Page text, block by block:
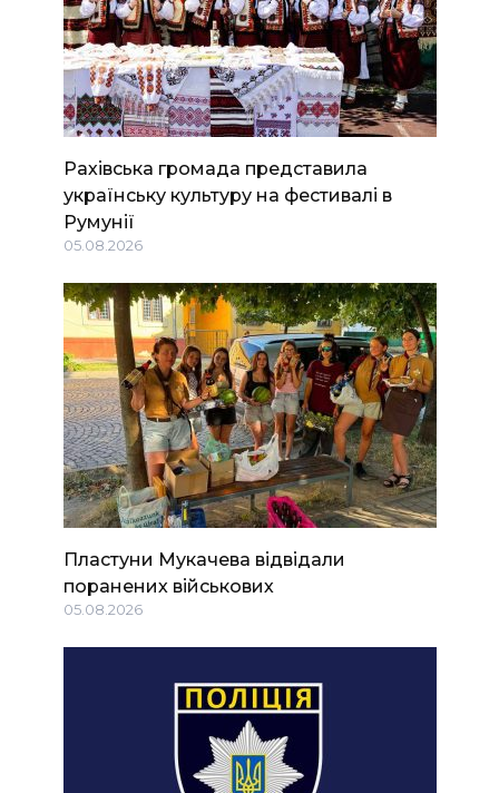
Рахівська громада представила
українську культуру на фестивалі в
Румунії
05.08.2026
Пластуни Мукачева відвідали
поранених військових
05.08.2026